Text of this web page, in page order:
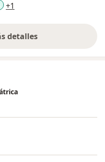
+1
detalles
la experiencia